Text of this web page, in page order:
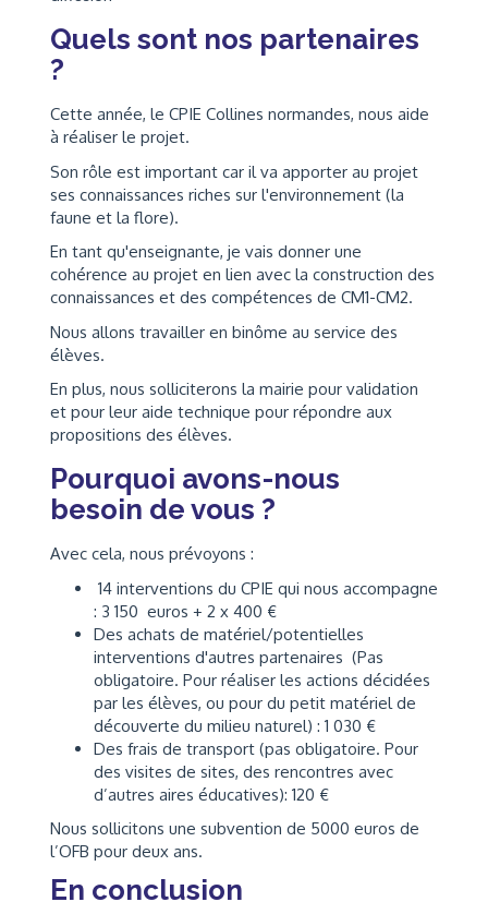
Quels sont nos partenaires
?
Cette année, le CPIE Collines normandes, nous aide
à réaliser le projet.
Son rôle est important car il va apporter au projet
ses connaissances riches sur l'environnement (la
faune et la flore).
En tant qu'enseignante, je vais donner une
cohérence au projet en lien avec la construction des
connaissances et des compétences de CM1-CM2.
Nous allons travailler en binôme au service des
élèves.
En plus, nous solliciterons la mairie pour validation
et pour leur aide technique pour répondre aux
propositions des élèves.
Pourquoi avons-nous
besoin de vous ?
Avec cela, nous prévoyons :
14 interventions du CPIE qui nous accompagne
: 3 150 euros + 2 x 400 €
Des achats de matériel/potentielles
interventions d'autres partenaires (Pas
obligatoire. Pour réaliser les actions décidées
par les élèves, ou pour du petit matériel de
découverte du milieu naturel) : 1 030 €
Des frais de transport (pas obligatoire. Pour
des visites de sites, des rencontres avec
d’autres aires éducatives): 120 €
Nous sollicitons une subvention de 5000 euros de
l’OFB pour deux ans.
En conclusion